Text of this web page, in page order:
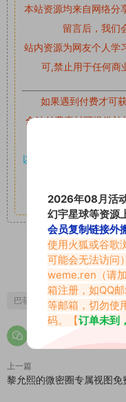
本站资源均来自网络分
留言后，我们
站内资源为网友个人学
可,禁止用于任何商
如果遇到付费才可
全站付费素材可提供补
以7z、7z分卷格式压缩
其它更多
巴菲音 巴菲音微密圈
上一篇
黎允熙的微密圈专属视图免
2026年08月活
幻宇星球等资源
会员复制链接外
使用火狐或谷歌
可能会无法访问
weme.ren （请
箱注册，如QQ
等邮箱，切勿使
码。【订单未到